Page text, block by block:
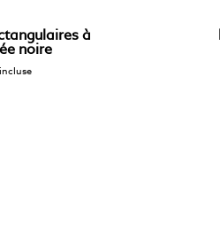
à
noire